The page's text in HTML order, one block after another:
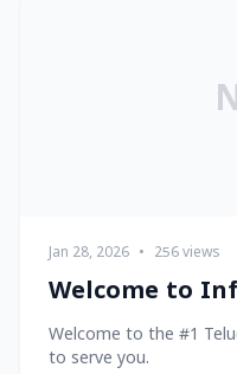
Jan 28, 2026 • 256 views
Welcome to
Welcome to the #1
to serve you.